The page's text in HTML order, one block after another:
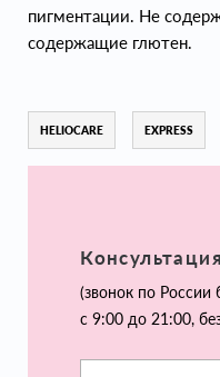
пигментации. Не
содержащие глютен.
HELIOCARE EXPRESS
(звонок по России
с 9:00 до 21:00,